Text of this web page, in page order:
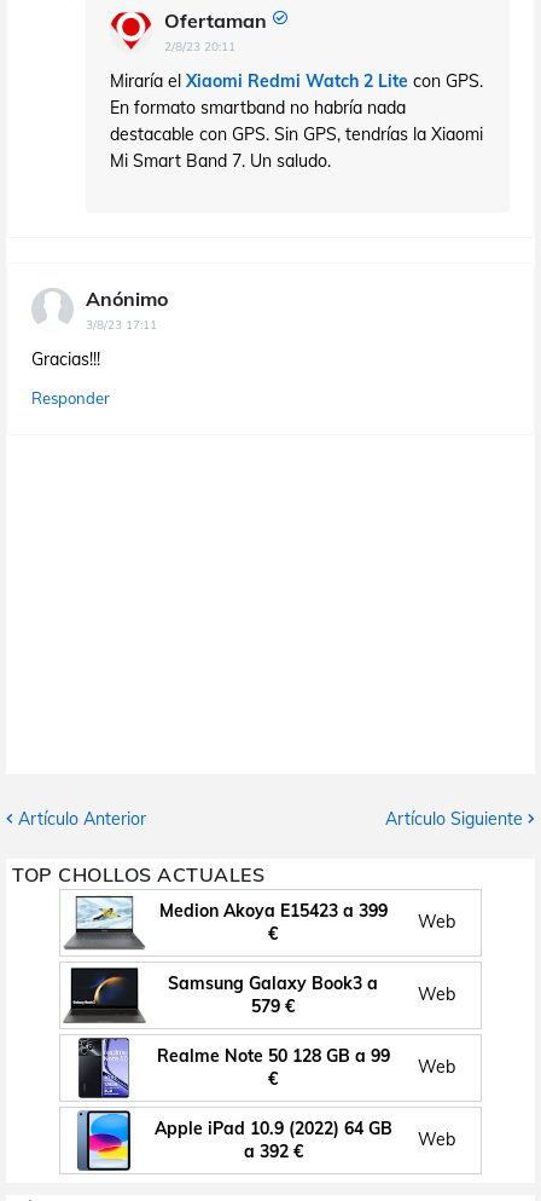
Ofertaman
2/8/23 20:11
Miraría el Xiaomi Redmi Watch 2 Lite con GPS.
En formato smartband no habría nada
destacable con GPS. Sin GPS, tendrías la Xiaomi
Mi Smart Band 7. Un saludo.
Anónimo
3/8/23 17:11
Gracias!!!
Responder
Artículo Anterior Artículo Siguiente
TOP CHOLLOS ACTUALES
Medion Akoya E15423 a 399
€
Web
Samsung Galaxy Book3 a
579 €
Web
Realme Note 50 128 GB a 99
€
Web
Apple iPad 10.9 (2022) 64 GB
a 392 €
Web